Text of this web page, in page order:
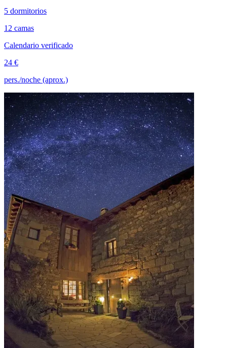
5 dormitorios
12 camas
Calendario verificado
24 €
pers./noche (aprox.)